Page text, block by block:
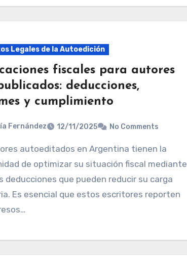
Legales de la Autoedición
fiscales para autores
deducciones,
y cumplimiento
Fernández 12/11/2025 No Comments
de optimizar su situación fiscal mediante
deducciones que pueden reducir su carga
Es esencial que estos escritores reporten